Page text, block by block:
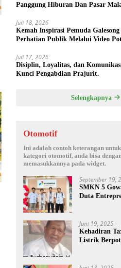
Panggung Hiburan Dan Pasar
Juli 18, 2026
Kemah Inspirasi Pemuda
Perhatian Publik Melalui Video
Juli 17, 2026
Disiplin, Loyalitas, dan
Kunci Pengabdian Prajurit.
Selengkapnya
Otomotif
Ini adalah contoh keterangan
kategori otomotif, anda bisa
memasukkannya pada widget.
September 19,
SMKN 5
Duta
Nasional Ta-
Juni 19, 2025
Kehadiran
Listrik